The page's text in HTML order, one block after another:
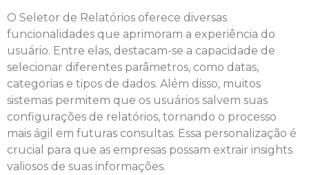
O Seletor de Relatórios oferece diversas
funcionalidades que aprimoram a experiência do
usuário. Entre elas, destacam-se a capacidade de
selecionar diferentes parâmetros, como datas,
categorias e tipos de dados. Além disso, muitos
sistemas permitem que os usuários salvem suas
configurações de relatórios, tornando o processo
mais ágil em futuras consultas. Essa personalização é
crucial para que as empresas possam extrair insights
valiosos de suas informações.